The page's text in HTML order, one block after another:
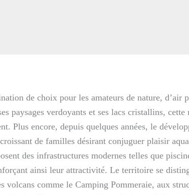
de choix pour les amateurs de nature, d’air
paysages verdoyants et ses lacs cristallins,
Plus encore, depuis quelques années, le
de familles désirant conjuguer plaisir
des infrastructures modernes telles que
ainsi leur attractivité. Le territoire se
comme le Camping Pommeraie, aux